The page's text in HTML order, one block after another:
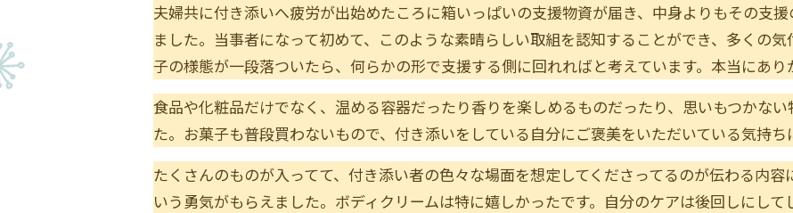
夫婦共に付き添いへ疲労が出始めたころに箱いっぱいの支援物資が届き、中身よりもその支
ました。当事者になって初めて、このような素晴らしい取組を認知することができ、多くの気
子の様態が一段落ついたら、何らかの形で支援する側に回れればと考えています。本当にあり
食品や化粧品だけでなく、温める容器だったり香りを楽しめるものだったり、思いもつかな
た。お菓子も普段買わないもので、付き添いをしている自分にご褒美をいただいている気持ち
たくさんのものが入ってて、付き添い者の色々な場面を想定してくださってるのが伝わる内
いう勇気がもらえました。ボディクリームは特に嬉しかったです。自分のケアは後回しにし